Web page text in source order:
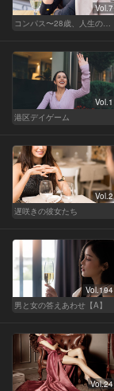
Vol.7
コンパス〜28歳、人生の羅針盤〜
Vol.1
港区デイゲーム
Vol.2
遅咲きの彼女たち
Vol.194
男と女の答えあわせ【A】
Vol.24